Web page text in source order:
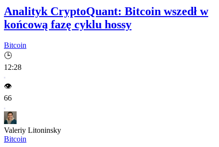
Analityk CryptoQuant: Bitcoin wszedł w
końcową fazę cyklu hossy
Bitcoin
🕒
12:28
👁️
66
Valeriy Litoninsky
Bitcoin